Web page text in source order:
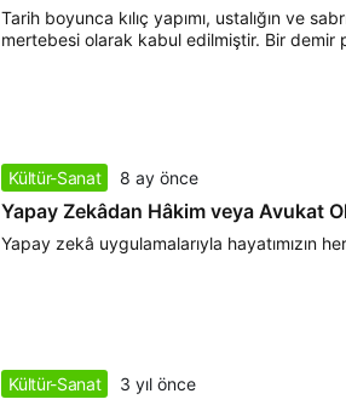
Tarih boyunca kılıç yapımı, ustalığın ve
mertebesi olarak kabul edilmiştir. Bir demir
Kültür-Sanat 8 ay önce
Yapay Zekâdan Hâkim veya Avukat
Yapay zekâ uygulamalarıyla hayatımızın
Kültür-Sanat 3 yıl önce